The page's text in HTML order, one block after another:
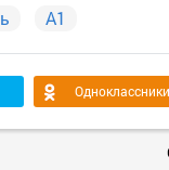
А1
Одноклассники